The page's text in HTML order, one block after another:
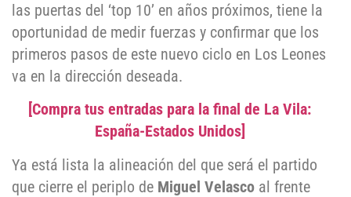
las puertas del ‘top 10’ en años próximos, tiene la
oportunidad de medir fuerzas y confirmar que los
primeros pasos de este nuevo ciclo en Los Leones
va en la dirección deseada.
[Compra tus entradas para la final de La Vila:
España-Estados Unidos]
Ya está lista la alineación del que será el partido
que cierre el periplo de Miguel Velasco al frente